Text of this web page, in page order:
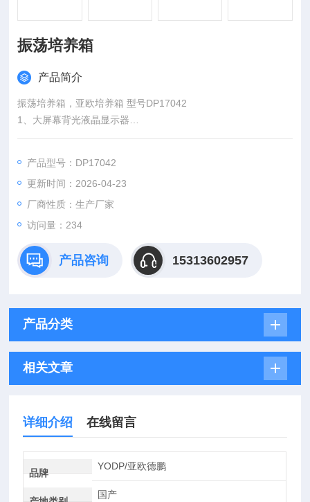
振荡培养箱
产品简介
振荡培养箱，亚欧培养箱 型号DP17042
1、大屏幕背光液晶显示器
2、任意设定培养时间
4、紫外线灭菌功能
5、工作室标配日光灯
产品型号：DP17042
更新时间：2026-04-23
厂商性质：生产厂家
访问量：234
产品咨询 15313602957
产品分类
相关文章
详细介绍 在线留言
品牌
YODP/亚欧德鹏
国产